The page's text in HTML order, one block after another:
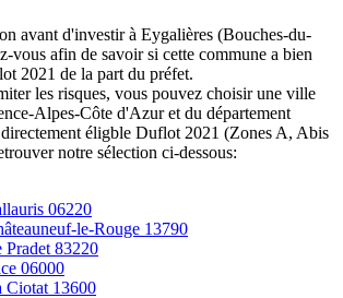
avant d'investir à Eygalières (Bouches-du-
vous afin de savoir si cette commune a bien
2021 de la part du préfet.
les risques, vous pouvez choisir une ville
Alpes-Côte d'Azur et du département
éligble Duflot 2021 (Zones A, Abis
notre sélection ci-dessous:
06220
le-Rouge 13790
83220
06000
13600